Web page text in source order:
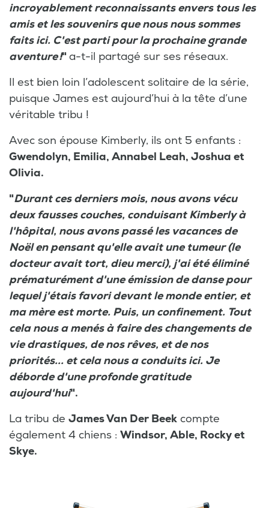
incroyablement reconnaissants envers tous les
amis et les souvenirs que nous nous sommes
faits ici. C'est parti pour la prochaine grande
aventure !" a-t-il partagé sur ses réseaux.
Il est bien loin l’adolescent solitaire de la série,
puisque James est aujourd’hui à la tête d’une
véritable tribu !
Avec son épouse Kimberly, ils ont 5 enfants :
Gwendolyn, Emilia, Annabel Leah, Joshua et
Olivia.
"Durant ces derniers mois, nous avons vécu
deux fausses couches, conduisant Kimberly à
l'hôpital, nous avons passé les vacances de
Noël en pensant qu'elle avait une tumeur (le
docteur avait tort, dieu merci), j'ai été éliminé
prématurément d'une émission de danse pour
lequel j'étais favori devant le monde entier, et
ma mère est morte. Puis, un confinement. Tout
cela nous a menés à faire des changements de
vie drastiques, de nos rêves, et de nos
priorités... et cela nous a conduits ici. Je
déborde d'une profonde gratitude
aujourd'hui".
La tribu de James Van Der Beek compte
également 4 chiens : Windsor, Able, Rocky et
Skye.